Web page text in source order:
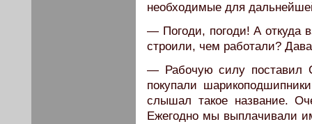
необходимые для
— Погоди, погоди! А откуда
строили, чем работали?
— Рабочую силу поставил
покупали
слышал такое название.
Ежегодно мы выплачивали